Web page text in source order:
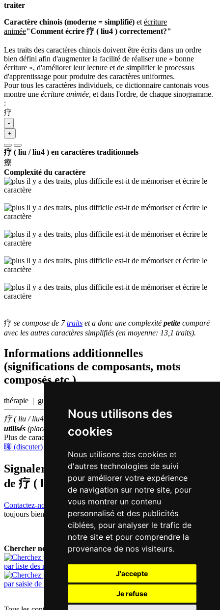
Nous utilisons des
cookies
Nous utilisons des cookies et
d'autres technologies de suivi
pour améliorer votre expérience
de navigation sur notre site, pour
vous montrer un contenu
personnalisé et des publicités
ciblées, pour analyser le trafic de
notre site et pour comprendre la
provenance de nos visiteurs.
J'accepte
Je refuse
traiter
Caractère chinois (moderne = simplifié) et écriture
animée"Comment écrire 疗 ( liu4 ) correctement?"
Les traits des caractères chinois doivent être écrits dans un ordre
bien défini afin d'augmenter la facilité de réaliser une « bonne
écriture », d'améliorer leur lecture et de simplifier le processus
d'apprentissage pour produire des caractères uniformes.
Pour tous les caractères individuels, ce dictionnaire cantonais vous
montre une écriture animée, et dans l'ordre, de chaque sinogramme.
:
疗
-
+
疗 ( liu / liu4 ) en caractères traditionnels
療
Complexité du caractère
疗 se compose de 7traits et a donc une complexitépetite comparé
avec les autres caractères simplifiés (en moyenne: 13,1 traits).
Informations additionnelles
(significations de composants, mots
composés etc.)
thérapie | guérir
疗 ( liu / liu4 ) fait partie des3000caractères chinoisles plus
utilisés (place parmi lescaractères individuels
Plus de caractères qui se prononcent
聊 (discuter)
Signaler traduction fausse ou manquante
de 疗 ( liu / liu4 )
Contactez-nous!
Votre feedback et critique constructive seront
toujours bienvenus.
Chercher nouveau mot:
par liste des mots
par saisie de texte